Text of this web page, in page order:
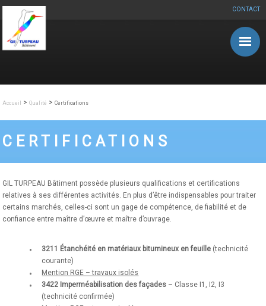
CONTACT
Aller au contenu principal
Accueil >Qualité >Certifications
CERTIFICATIONS
GIL TURPEAU Bâtiment possède plusieurs qualifications et certifications
relatives à ses différentes activités. En plus d’être indispensables pour traiter
certains marchés, celles-ci sont un gage de compétence, de fiabilité et de
confiance entre maître d’œuvre et maître d’ouvrage.
3211 Étanchéité en matériaux bitumineux en feuille (technicité
courante)
Mention RGE – travaux isolés
3422 Imperméabilisation des façades – Classe I1, I2, I3
(technicité confirmée)